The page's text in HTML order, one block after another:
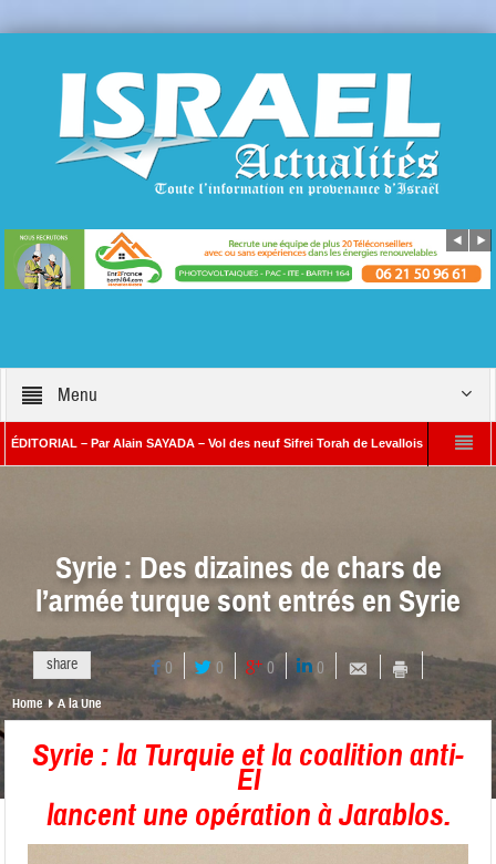
Menu
– Par Alain SAYADA – Vol des neuf Sifrei Torah de Levallois : jusqu’à quand le
Syrie : Des dizaines de chars de
l’armée turque sont entrés en Syrie
share 0 0 0 0
Home A la Une
Syrie : la Turquie et la coalition anti-
EI
lancent une opération à Jarablos.